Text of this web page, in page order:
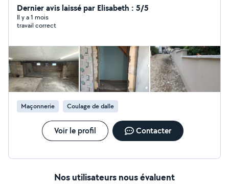
démolition, pose de grillage..
Dernier avis laissé par Elisabeth : 5/5
Il y a 1 mois
travail correct
Maçonnerie Coulage de dalle
Voir le profil Contacter
Nos utilisateurs nous évaluent